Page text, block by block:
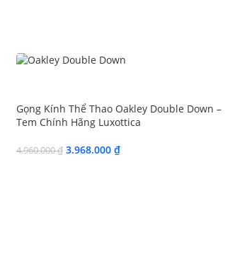
Gọng Kính Thể Thao Oakley Double Down –
Tem Chính Hãng Luxottica
4.960.000₫ 3.968.000 ₫